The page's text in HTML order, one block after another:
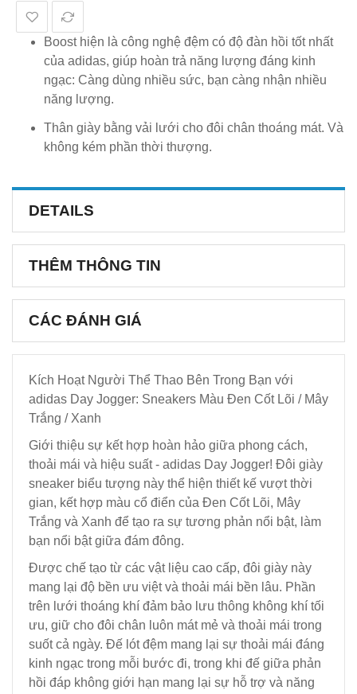
Boost hiện là công nghệ đệm có độ đàn hồi tốt nhất
của adidas, giúp hoàn trả năng lượng đáng kinh
ngạc: Càng dùng nhiều sức, bạn càng nhận nhiều
năng lượng.
Thân giày bằng vải lưới cho đôi chân thoáng mát. Và
không kém phần thời thượng.
DETAILS
THÊM THÔNG TIN
CÁC ĐÁNH GIÁ
Kích Hoạt Người Thể Thao Bên Trong Bạn với
adidas Day Jogger: Sneakers Màu Đen Cốt Lõi / Mây
Trắng / Xanh
Giới thiệu sự kết hợp hoàn hảo giữa phong cách,
thoải mái và hiệu suất - adidas Day Jogger! Đôi giày
sneaker biểu tượng này thể hiện thiết kế vượt thời
gian, kết hợp màu cổ điển của Đen Cốt Lõi, Mây
Trắng và Xanh để tạo ra sự tương phản nổi bật, làm
bạn nổi bật giữa đám đông.
Được chế tạo từ các vật liệu cao cấp, đôi giày này
mang lại độ bền ưu việt và thoải mái bền lâu. Phần
trên lưới thoáng khí đảm bảo lưu thông không khí tối
ưu, giữ cho đôi chân luôn mát mẻ và thoải mái trong
suốt cả ngày. Đế lót đệm mang lại sự thoải mái đáng
kinh ngạc trong mỗi bước đi, trong khi đế giữa phản
hồi đáp không giới hạn mang lại sự hỗ trợ và năng